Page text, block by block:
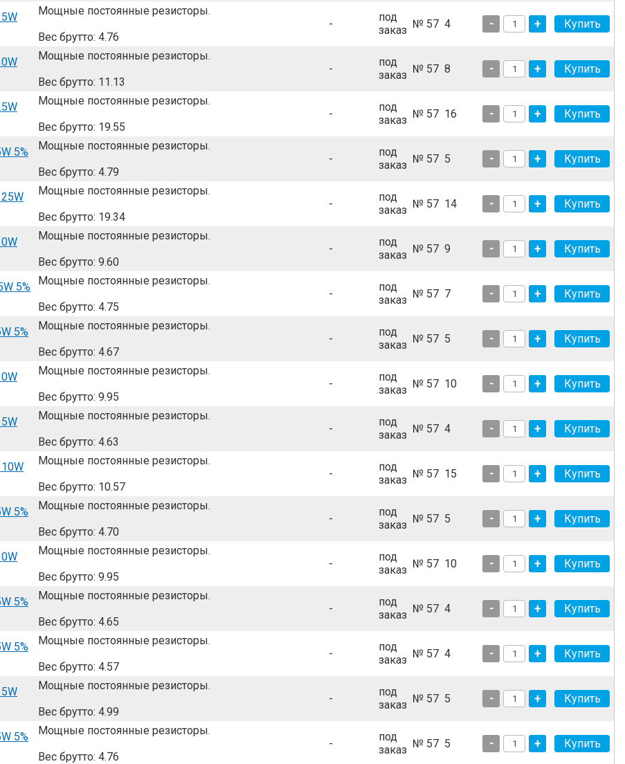
Мощные постоянные резисторы.
Вес брутто: 4.76
-
под
заказ № 57 4 - +
Мощные постоянные резисторы.
Вес брутто: 11.13
-
под
заказ № 57 8 - +
Мощные постоянные резисторы.
Вес брутто: 19.55
-
под
заказ № 57 16 - +
5%
Мощные постоянные резисторы.
Вес брутто: 4.79
-
под
заказ № 57 5 - +
Мощные постоянные резисторы.
Вес брутто: 19.34
-
под
заказ № 57 14 - +
Мощные постоянные резисторы.
Вес брутто: 9.60
-
под
заказ № 57 9 - +
5%
Мощные постоянные резисторы.
Вес брутто: 4.75
-
под
заказ № 57 7 - +
5%
Мощные постоянные резисторы.
Вес брутто: 4.67
-
под
заказ № 57 5 - +
Мощные постоянные резисторы.
Вес брутто: 9.95
-
под
заказ № 57 10 - +
Мощные постоянные резисторы.
Вес брутто: 4.63
-
под
заказ № 57 4 - +
Мощные постоянные резисторы.
Вес брутто: 10.57
-
под
заказ № 57 15 - +
5%
Мощные постоянные резисторы.
Вес брутто: 4.70
-
под
заказ № 57 5 - +
Мощные постоянные резисторы.
Вес брутто: 9.95
-
под
заказ № 57 10 - +
5%
Мощные постоянные резисторы.
Вес брутто: 4.65
-
под
заказ № 57 4 - +
5%
Мощные постоянные резисторы.
Вес брутто: 4.57
-
под
заказ № 57 4 - +
Мощные постоянные резисторы.
Вес брутто: 4.99
-
под
заказ № 57 5 - +
5%
Мощные постоянные резисторы.
Вес брутто: 4.76
-
под
заказ № 57 5 - +